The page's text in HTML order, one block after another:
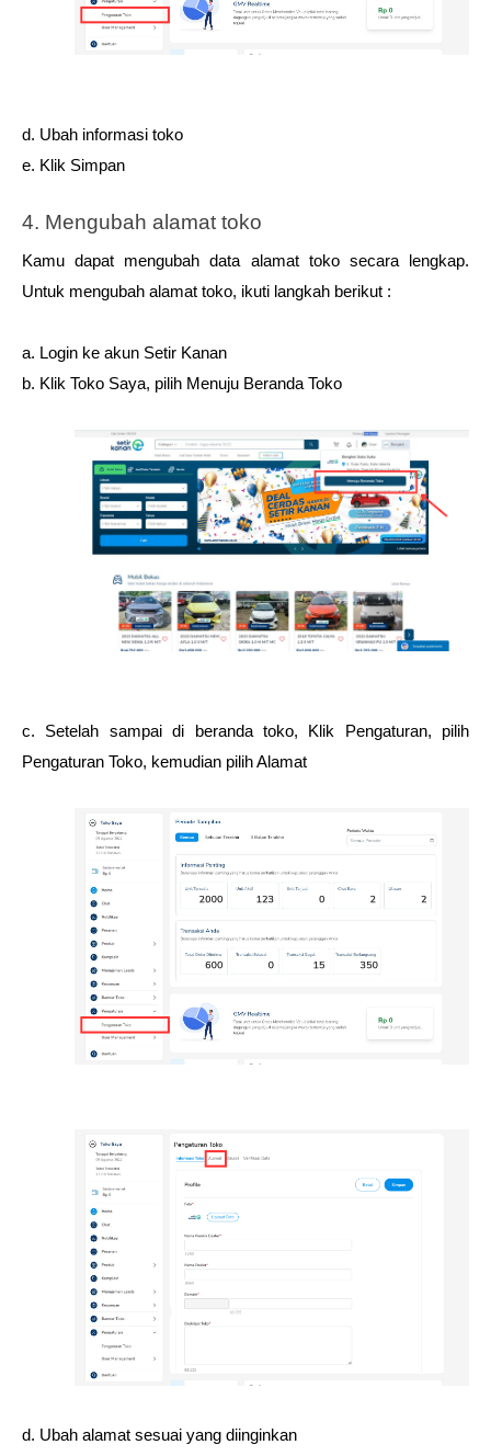
d. Ubah informasi toko
e. Klik Simpan
4. Mengubah alamat toko
Kamu dapat mengubah data alamat toko secara lengkap.
Untuk mengubah alamat toko, ikuti langkah berikut :
a. Login ke akun Setir Kanan
b. Klik Toko Saya, pilih Menuju Beranda Toko
c. Setelah sampai di beranda toko, Klik Pengaturan, pilih
Pengaturan Toko, kemudian pilih Alamat
d. Ubah alamat sesuai yang diinginkan